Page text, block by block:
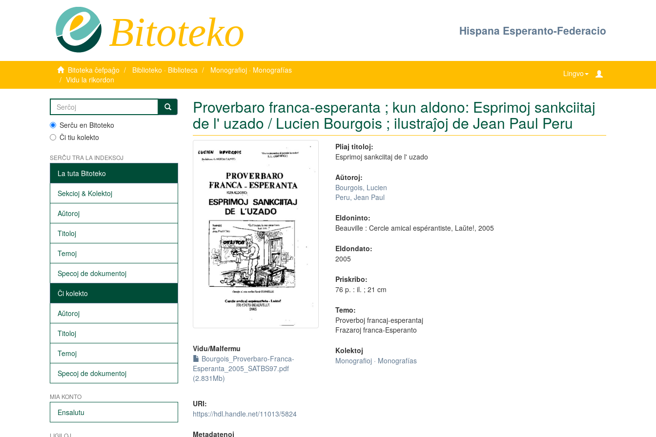
Bitoteko Hispana Esperanto-Federacio
Bitoteka ĉefpaĝo Biblioteko · Biblioteca
Monografioj · Monografías
Vidu la rikordon
Lingvo
Serĉu en Bitoteko
Ĉi tiu kolekto
SERĈU TRA LA INDEKSOJ
La tuta Bitoteko
Sekcioj & Kolektoj
Aŭtoroj
Titoloj
Temoj
Specoj de dokumentoj
Ĉi kolekto
Aŭtoroj
Titoloj
Temoj
Specoj de dokumentoj
MIA KONTO
Ensalutu
LIGILOJ
Proverbaro franca-esperanta ; kun aldono: Esprimoj sankciitaj
de l' uzado / Lucien Bourgois ; ilustraĵoj de Jean Paul Peru
Vidu/Malfermu
Bourgois_Proverbaro-Franca-
Esperanta_2005_SATBS97.pdf
(2.831Mb)
URI:
https://hdl.handle.net/11013/5824
Metadatenoj
Pliaj titoloj:
Esprimoj sankciitaj de l' uzado
Aŭtoroj:
Bourgois, Lucien
Peru, Jean Paul
Eldoninto:
Beauville : Cercle amical espérantiste, Laŭte!, 2005
Eldondato:
2005
Priskribo:
76 p. : il. ; 21 cm
Temo:
Proverboj francaj-esperantaj
Frazaroj franca-Esperanto
Kolektoj
Monografioj · Monografías